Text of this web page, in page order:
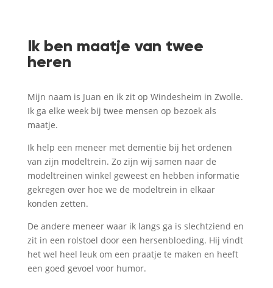
Ik ben maatje van twee
heren
Mijn naam is Juan en ik zit op Windesheim in Zwolle.
Ik ga elke week bij twee mensen op bezoek als
maatje.
Ik help een meneer met dementie bij het ordenen
van zijn modeltrein. Zo zijn wij samen naar de
modeltreinen winkel geweest en hebben informatie
gekregen over hoe we de modeltrein in elkaar
konden zetten.
De andere meneer waar ik langs ga is slechtziend en
zit in een rolstoel door een hersenbloeding. Hij vindt
het wel heel leuk om een praatje te maken en heeft
een goed gevoel voor humor.